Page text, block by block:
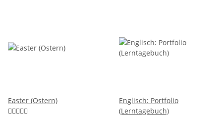
Easter (Ostern)
Englisch: Portfolio
(Lerntagebuch)